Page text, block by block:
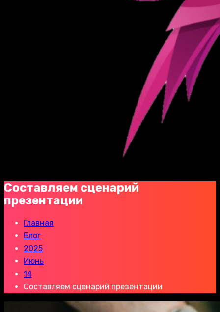
Составляем сценарий
презентации
Главная
Блог
2025
Июнь
14
Составляем сценарий презентации